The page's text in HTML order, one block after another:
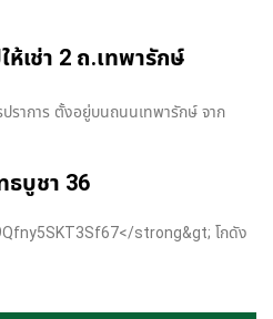
ห้เช่า 2 ถ.เทพารักษ์
ราการ ตั้งอยู่บนถนนเทพารักษ์ จาก
ธบูชา 36
strong&gt; โกดัง